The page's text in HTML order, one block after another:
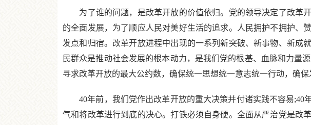
为了谁的问题，是改革开放的价值依归。党的领导决定了改革
的全面发展，为了顺应人民对美好生活的追求。人民拥护不拥护、
发点和归宿。改革开放进程中出现的一系列新突破、新事物、新成
民群众是推动社会发展的根本动力，是我们党的根基、血脉和力量
寻求改革开放的最大公约数，确保统一思想统一意志统一行动，确
40年前，我们党作出改革开放的重大决策并付诸实践不容易;40
气和将改革进行到底的决心。打铁必须自身硬。全面从严治党是改